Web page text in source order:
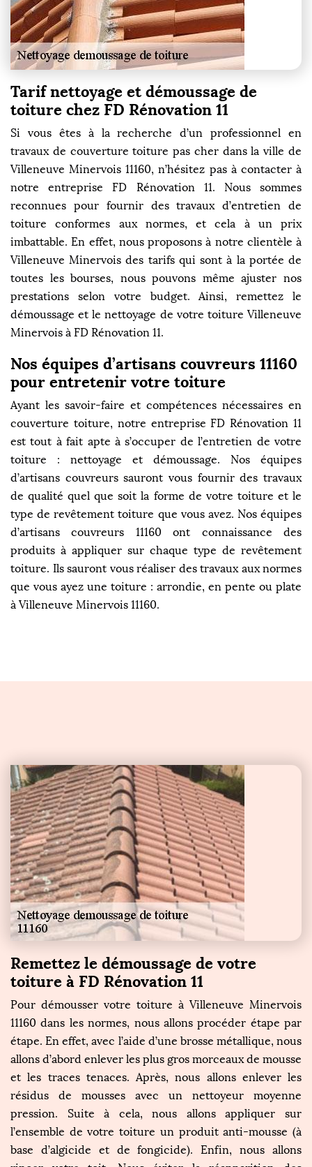
Tarif nettoyage et démoussage de
toiture chez FD Rénovation 11
Si vous êtes à la recherche d’un professionnel en
travaux de couverture toiture pas cher dans la ville de
Villeneuve Minervois 11160, n’hésitez pas à contacter à
notre entreprise FD Rénovation 11. Nous sommes
reconnues pour fournir des travaux d’entretien de
toiture conformes aux normes, et cela à un prix
imbattable. En effet, nous proposons à notre clientèle à
Villeneuve Minervois des tarifs qui sont à la portée de
toutes les bourses, nous pouvons même ajuster nos
prestations selon votre budget. Ainsi, remettez le
démoussage et le nettoyage de votre toiture Villeneuve
Minervois à FD Rénovation 11.
Nos équipes d’artisans couvreurs 11160
pour entretenir votre toiture
Ayant les savoir-faire et compétences nécessaires en
couverture toiture, notre entreprise FD Rénovation 11
est tout à fait apte à s’occuper de l’entretien de votre
toiture : nettoyage et démoussage. Nos équipes
d’artisans couvreurs sauront vous fournir des travaux
de qualité quel que soit la forme de votre toiture et le
type de revêtement toiture que vous avez. Nos équipes
d’artisans couvreurs 11160 ont connaissance des
produits à appliquer sur chaque type de revêtement
toiture. Ils sauront vous réaliser des travaux aux normes
que vous ayez une toiture : arrondie, en pente ou plate
à Villeneuve Minervois 11160.
Remettez le démoussage de votre
toiture à FD Rénovation 11
Pour démousser votre toiture à Villeneuve Minervois
11160 dans les normes, nous allons procéder étape par
étape. En effet, avec l’aide d’une brosse métallique, nous
allons d’abord enlever les plus gros morceaux de mousse
et les traces tenaces. Après, nous allons enlever les
résidus de mousses avec un nettoyeur moyenne
pression. Suite à cela, nous allons appliquer sur
l’ensemble de votre toiture un produit anti-mousse (à
base d’algicide et de fongicide). Enfin, nous allons